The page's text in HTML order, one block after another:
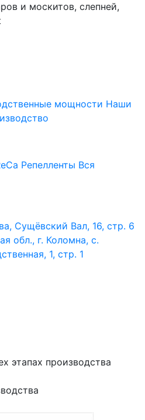
и москитов, слепней,
мощности Наши
Репелленты Вся
Сущёвский Вал, 16, стр. 6
обл., г. Коломна, с.
1, стр. 1
этапах производства